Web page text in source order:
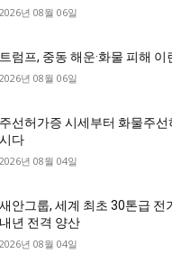
2026년 08월 06일
트럼프, 중동 해운·화물 피해 이
2026년 08월 06일
주선허가증 시세부터 화물주
시다
2026년 08월 04일
새안그룹, 세계 최초 30톤급 전
내년 전격 양산
2026년 08월 04일